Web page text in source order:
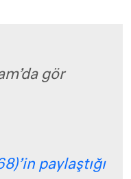
gör
paylaştığı